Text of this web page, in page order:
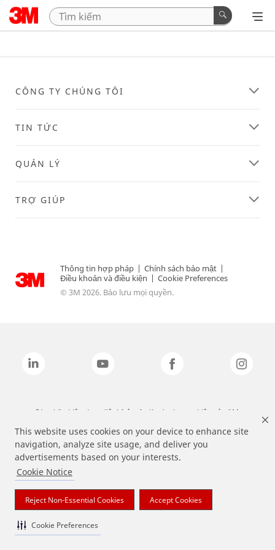
This website uses cookies on your device to enhance site
navigation, analyze site usage, and deliver you
advertisements based on your interests.
Cookie Notice
Reject Non-Essential Cookies Accept Cookies
Cookie Preferences
CÔNG TY CHÚNG TÔI
TIN TỨC
QUẢN LÝ
TRỢ GIÚP
Thông tin hợp pháp | Chính sách bảo mật |
Điều khoản và điều kiện | Cookie Preferences
© 3M 2026. Bảo lưu mọi quyền.
Các nhãn hiệu được liệt kê ở trên là các thương hiệu của 3M.